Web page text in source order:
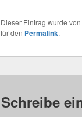
Dieser Eintrag wurde von
für den Permalink.
Schreibe